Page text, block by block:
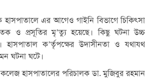
হাসপাতালে এর আগেও গাইনি বিভাগে চিকিৎসা
ও প্রসূতির মৃ’ত্যু হয়েছে। কিছু ঘটনা উচ্চ
হাসপাতাল ক’র্তৃপক্ষের উদাসীনতা ও যথাযথ
ঘটনা ঘটে।
কলেজ হাসপাতালের পরিচালক ডা.মুজিবুর রহমান